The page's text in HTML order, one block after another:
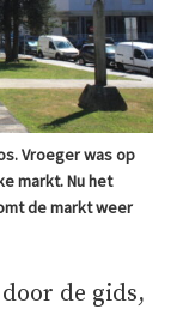
Vroeger was op
markt. Nu het
de markt weer
de gids,